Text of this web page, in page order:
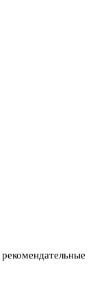
рекомендательные